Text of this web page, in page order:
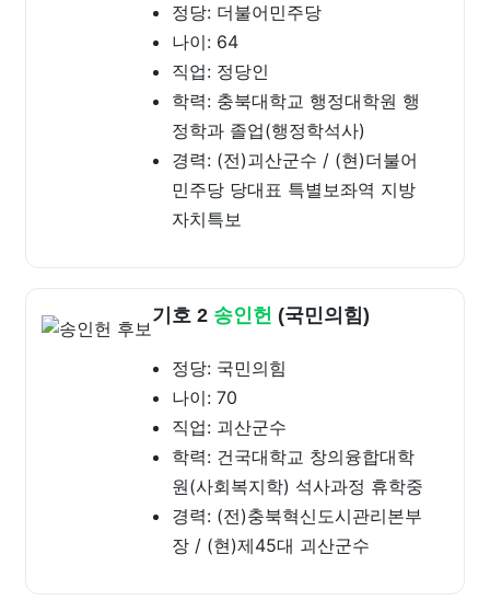
정당: 더불어민주당
나이: 64
직업: 정당인
학력: 충북대학교 행정대학원 행
정학과 졸업(행정학석사)
경력: (전)괴산군수 / (현)더불어
민주당 당대표 특별보좌역 지방
자치특보
기호 2 송인헌 (국민의힘)
정당: 국민의힘
나이: 70
직업: 괴산군수
학력: 건국대학교 창의융합대학
원(사회복지학) 석사과정 휴학중
경력: (전)충북혁신도시관리본부
장 / (현)제45대 괴산군수